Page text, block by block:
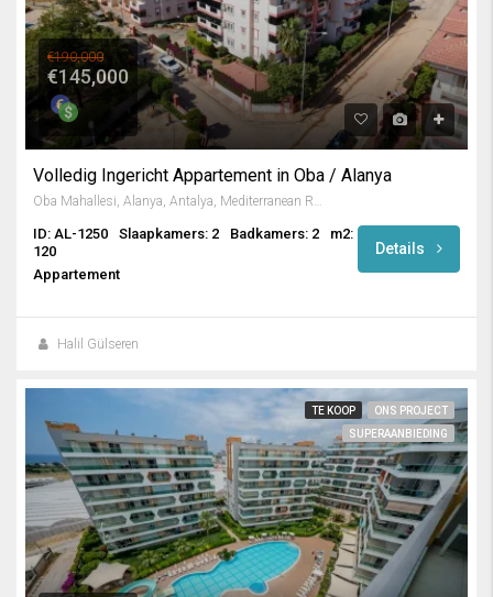
€190,000
€145,000
Volledig Ingericht Appartement in Oba / Alanya
ID: AL-1250 Slaapkamers: 2 Badkamers: 2
m2:
120
Appartement
Details
Halil Gülseren
TE KOOP
ONS PROJECT
SUPERAANBIEDING